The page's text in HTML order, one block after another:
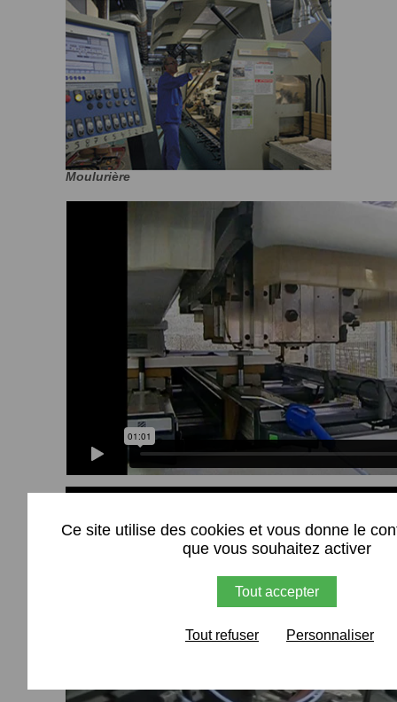
Moulurière
Ce site utilise des cookies et vous donne le
que vous souhaitez activer
Tout accepter
Tout refuser Personnaliser